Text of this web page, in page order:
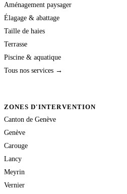
Aménagement paysager
Élagage & abattage
Taille de haies
Terrasse
Piscine & aquatique
Tous nos services →
ZONES D'INTERVENTION
Canton de Genève
Genève
Carouge
Lancy
Meyrin
Vernier